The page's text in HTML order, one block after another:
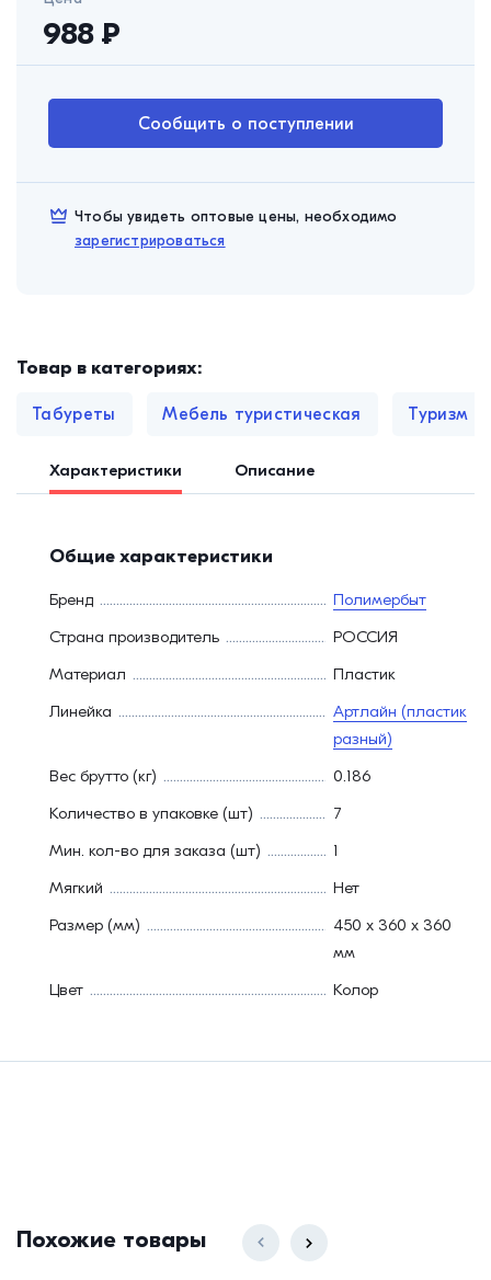
988 ₽
Сообщить о поступлении
Чтобы увидеть оптовые цены, необходимо
зарегистрироваться
Товар в категориях:
Табуреты Мебель туристическая Туризм и
Характеристики Описание
Общие характеристики
Бренд
Полимербыт
Страна производитель
РОССИЯ
Материал
Пластик
Линейка
Артлайн (пластик
разный)
Вес брутто (кг)
0.186
Количество в упаковке (шт)
7
Мин. кол-во для заказа (шт)
1
Мягкий
Нет
Размер (мм)
450 х 360 х 360
мм
Цвет
Колор
Похожие товары